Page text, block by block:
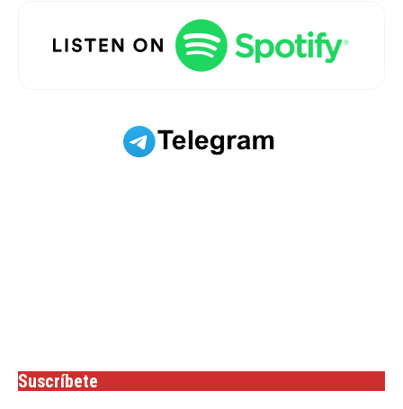
Suscríbete